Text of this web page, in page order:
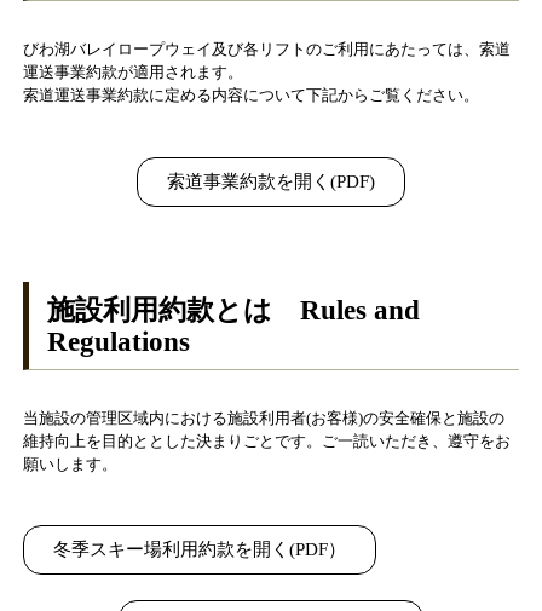
びわ湖バレイロープウェイ及び各リフトのご利用にあたっては、索道
運送事業約款が適用されます。
索道運送事業約款に定める内容について下記からご覧ください。
索道事業約款を開く(PDF)
施設利用約款とは Rules and
Regulations
当施設の管理区域内における施設利用者(お客様)の安全確保と施設の
維持向上を目的ととした決まりごとです。ご一読いただき、遵守をお
願いします。
冬季スキー場利用約款を開く(PDF）